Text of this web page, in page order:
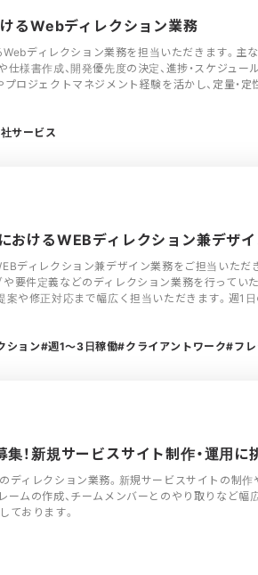
るWebディレクション業務
ディレクション業務を担当いただきます。主
仕様書作成、開発優先度の決定、進捗・スケジュ
ロジェクトマネジメント経験を活かし、定量・
サービス
けるWEBディレクション兼デザ
ディレクション兼デザイン業務をご担当いただ
要件定義などのディレクション業務を行ってい
や修正対応まで幅広く担当いただきます。週1
ション 週1〜3日稼働 クライアントワーク フ
新規サービスサイト制作・運用に
ィレクション業務。新規サービスサイトの制作
ームの作成、チームメンバーとのやり取りなど幅
ております。